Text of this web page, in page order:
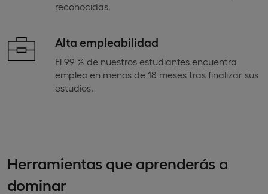
reconocidas.
Alta empleabilidad
El 99 % de nuestros estudiantes encuentra
empleo en menos de 18 meses tras finalizar sus
estudios.
Herramientas que aprenderás a
dominar